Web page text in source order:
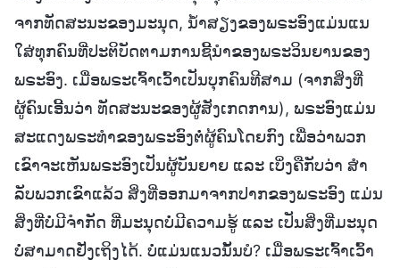
ຈາກທັດສະນະຂອງມະນຸດ, ນໍ້າສຽງຂອງພຣະອົງແມ່ນແນ
ໃສ່ທຸກຄົນທີ່ປະຕິບັດຕາມການຊີ້ນໍາຂອງພຣະວິນຍານຂອງ
ພຣະອົງ. ເມື່ອພຣະເຈົ້າເວົ້າເປັນບຸກຄົນທີສາມ (ຈາກສິ່ງທີ່
ຜູ້ຄົນເອີ້ນວ່າ ທັດສະນະຂອງຜູ້ສັງເກດການ), ພຣະອົງແມ່ນ
ສະແດງພຣະທໍາຂອງພຣະອົງຕໍ່ຜູ້ຄົນໂດຍກົງ ເພື່ອວ່າພວກ
ເຂົາຈະເຫັນພຣະອົງເປັນຜູ້ບັນຍາຍ ແລະ ເບິ່ງຄືກັບວ່າ ສໍາ
ລັບພວກເຂົາແລ້ວ ສິ່ງທີ່ອອກມາຈາກປາກຂອງພຣະອົງ ແມ່ນ
ສິ່ງທີ່ບໍ່ມີຈໍາກັດ ທີ່ມະນຸດບໍ່ມີຄວາມຮູ້ ແລະ ເປັນສິ່ງທີ່ມະນຸດ
ບໍ່ສາມາດຢັ່ງເຖິງໄດ້. ບໍ່ແມ່ນແນວນັ້ນບໍ? ເມື່ອພຣະເຈົ້າເວົ້າ